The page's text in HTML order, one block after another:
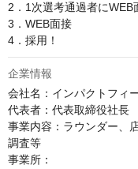
2．1次選考通過者にWEB
3．WEB面接
4．採用！
企業情報
会社名：インパクトフィ
代表者：代表取締役社長
事業内容：ラウンダー、
調査等
事業所：